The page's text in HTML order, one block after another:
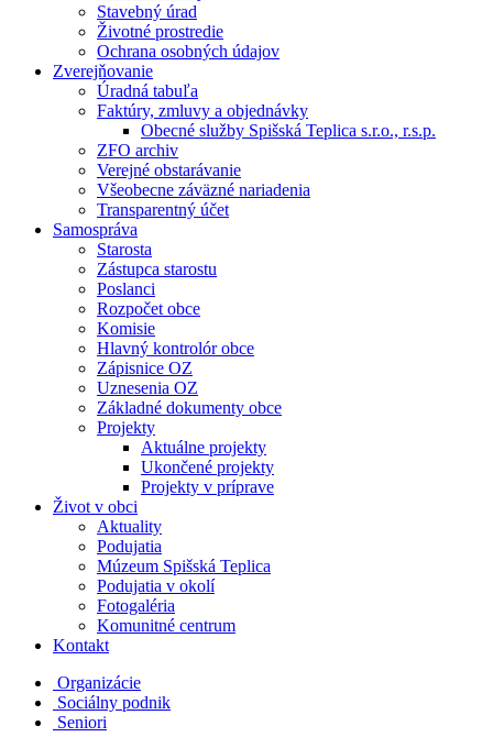
Stavebný úrad
Životné prostredie
Ochrana osobných údajov
Zverejňovanie
Úradná tabuľa
Faktúry, zmluvy a objednávky
Obecné služby Spišská Teplica s.r.o., r.s.p.
ZFO archiv
Verejné obstarávanie
Všeobecne záväzné nariadenia
Transparentný účet
Samospráva
Starosta
Zástupca starostu
Poslanci
Rozpočet obce
Komisie
Hlavný kontrolór obce
Zápisnice OZ
Uznesenia OZ
Základné dokumenty obce
Projekty
Aktuálne projekty
Ukončené projekty
Projekty v príprave
Život v obci
Aktuality
Podujatia
Múzeum Spišská Teplica
Podujatia v okolí
Fotogaléria
Komunitné centrum
Kontakt
Organizácie
Sociálny podnik
Seniori